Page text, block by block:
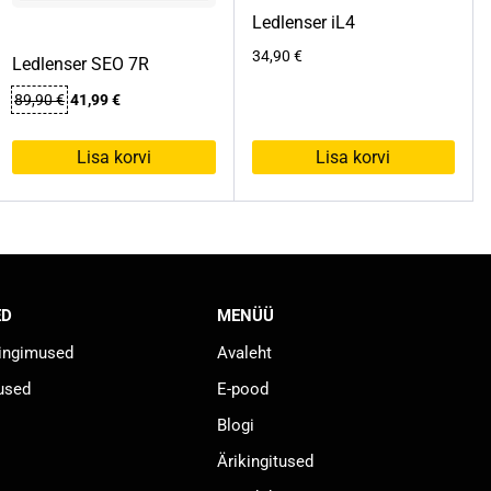
Ledlenser SEO 7R
89,90€ Algne
oli:
89,90 €.
41,99€Praegune
on:
41,99 €.
Lisa korvi
Ledlenser iL4
34,90 €
Lisa korvi
MENÜÜ
Avaleht
E-pood
Blogi
Ärikingitused